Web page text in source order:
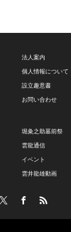
法人案内
個人情報について
設立趣意書
お問い合わせ
堀粂之助墓前祭
雲龍通信
イベント
雲井龍雄動画